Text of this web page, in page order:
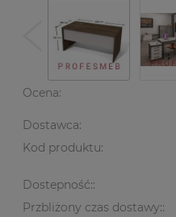
Ocena:
Dostawca:
Kod produktu:
Dostepność::
Przbliżony czas dostawy::